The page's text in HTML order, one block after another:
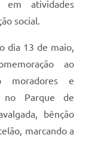
em atividades
social.
dia 13 de maio,
ao
moradores e
no Parque de
bênção
marcando a